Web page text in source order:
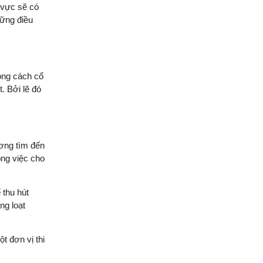
sẽ có
điều
cách cổ
Bởi lẽ đó
tìm đến
việc cho
thu hút
loạt
đơn vị thi